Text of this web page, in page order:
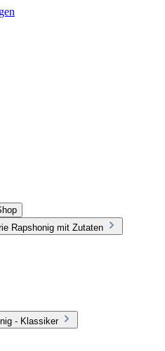
Rapshonig mit Zutaten
- Klassiker